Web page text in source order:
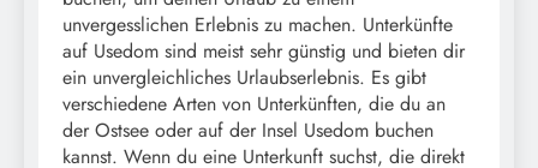
unvergesslichen Erlebnis zu machen. Unterkünfte
auf Usedom sind meist sehr günstig und bieten dir
ein unvergleichliches Urlaubserlebnis. Es gibt
verschiedene Arten von Unterkünften, die du an
der Ostsee oder auf der Insel Usedom buchen
kannst. Wenn du eine Unterkunft suchst, die direkt